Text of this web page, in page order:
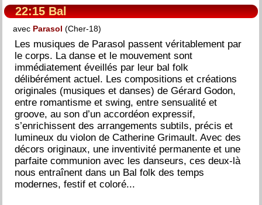
22:15 Bal
avec Parasol (Cher-18)
Les musiques de Parasol passent véritablement par
le corps. La danse et le mouvement sont
immédiatement éveillés par leur bal folk
délibérément actuel. Les compositions et créations
originales (musiques et danses) de Gérard Godon,
entre romantisme et swing, entre sensualité et
groove, au son d’un accordéon expressif,
s’enrichissent des arrangements subtils, précis et
lumineux du violon de Catherine Grimault. Avec des
décors originaux, une inventivité permanente et une
parfaite communion avec les danseurs, ces deux-là
nous entraînent dans un Bal folk des temps
modernes, festif et coloré...